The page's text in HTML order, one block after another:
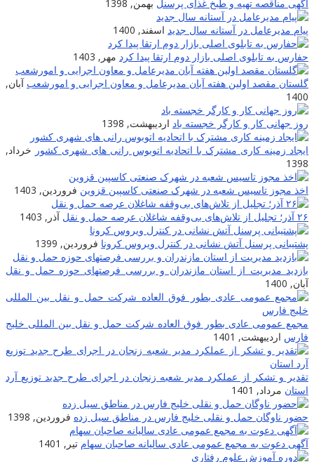
آگهی مناقصه تهیه و طبخ غذای پرسنل بهمن, 1398
پیام مدیرعامل در آستانه سال جدید اسفند, 1400
حفارس به تابلوی اصلی بازار دوم ارتقا پیدا کرد مهر, 1403
گلستان مقصد اولین هفته آبان مدیرعامل و معاون اجرایی و امورشعب آبان,
1400
روز جهانی کار و کارگر خجسته باد اردیبهشت, 1398
ایجاد زمینه کارى مشترک با اتحادیه اتوبوس رانى هاى شهرى کشور خرداد,
1398
اخذ مجوز تاسیس شعبه در شهرک صنعتی کاسپین قزوین فروردین, 1403
۲۶ آذر؛ تجلیل از تلاش‌های بی‌وقفه شاغلان عرصه حمل و نقل
آذر, 1403
پشتیبانی پرسنل آتش نشانی در کنترل ویروس کرونا فروردین, 1399
بازدید مدیریت از استان مازندران و بررسی فرصتهای حوزه حمل و نقل
آبان, 1400
مجمع عمومی عادی بطور فوق العاده شرکت حمل و نقل بین المللی خلیج
فارس اردیبهشت, 1401
تقدیر و تشکر از عملکرد مدیر شعبه زنجان در اجرای طرح جدید توزیع آرد
استان مرداد, 1401
حضور ناوگان حمل و نقلی خلیج فارس در مناطق سیل زده فروردین, 1398
آگهی دعوت به مجمع عمومی عادی سالیانه صاحبان سهام تیر, 1401